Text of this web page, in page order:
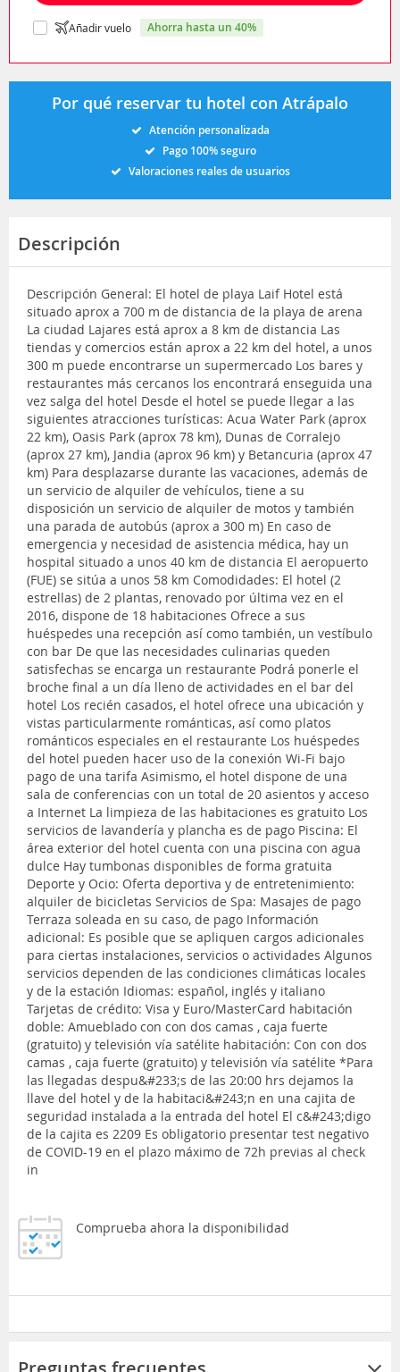
Añadir vuelo ahorra hasta un 40%
Por qué reservar tu hotel con Atrápalo
Atención personalizada
Pago 100% seguro
Valoraciones reales de usuarios
Descripción
Descripción General: El hotel de playa Laif Hotel está
situado aprox a 700 m de distancia de la playa de arena
La ciudad Lajares está aprox a 8 km de distancia Las
tiendas y comercios están aprox a 22 km del hotel, a unos
300 m puede encontrarse un supermercado Los bares y
restaurantes más cercanos los encontrará enseguida una
vez salga del hotel Desde el hotel se puede llegar a las
siguientes atracciones turísticas: Acua Water Park (aprox
22 km), Oasis Park (aprox 78 km), Dunas de Corralejo
(aprox 27 km), Jandia (aprox 96 km) y Betancuria (aprox 47
km) Para desplazarse durante las vacaciones, además de
un servicio de alquiler de vehículos, tiene a su
disposición un servicio de alquiler de motos y también
una parada de autobús (aprox a 300 m) En caso de
emergencia y necesidad de asistencia médica, hay un
hospital situado a unos 40 km de distancia El aeropuerto
(FUE) se sitúa a unos 58 km Comodidades: El hotel (2
estrellas) de 2 plantas, renovado por última vez en el
2016, dispone de 18 habitaciones Ofrece a sus
huéspedes una recepción así como también, un vestíbulo
con bar De que las necesidades culinarias queden
satisfechas se encarga un restaurante Podrá ponerle el
broche final a un día lleno de actividades en el bar del
hotel Los recién casados, el hotel ofrece una ubicación y
vistas particularmente románticas, así como platos
románticos especiales en el restaurante Los huéspedes
del hotel pueden hacer uso de la conexión Wi-Fi bajo
pago de una tarifa Asimismo, el hotel dispone de una
sala de conferencias con un total de 20 asientos y acceso
a Internet La limpieza de las habitaciones es gratuito Los
servicios de lavandería y plancha es de pago Piscina: El
área exterior del hotel cuenta con una piscina con agua
dulce Hay tumbonas disponibles de forma gratuita
Deporte y Ocio: Oferta deportiva y de entretenimiento:
alquiler de bicicletas Servicios de Spa: Masajes de pago
Terraza soleada en su caso, de pago Información
adicional: Es posible que se apliquen cargos adicionales
para ciertas instalaciones, servicios o actividades Algunos
servicios dependen de las condiciones climáticas locales
y de la estación Idiomas: español, inglés y italiano
Tarjetas de crédito: Visa y Euro/MasterCard habitación
doble: Amueblado con con dos camas , caja fuerte
(gratuito) y televisión vía satélite habitación: Con con dos
camas , caja fuerte (gratuito) y televisión vía satélite *Para
las llegadas despu&#233;s de las 20:00 hrs dejamos la
llave del hotel y de la habitaci&#243;n en una cajita de
seguridad instalada a la entrada del hotel El c&#243;digo
de la cajita es 2209 Es obligatorio presentar test negativo
de COVID-19 en el plazo máximo de 72h previas al check
in
Comprueba ahora la disponibilidad